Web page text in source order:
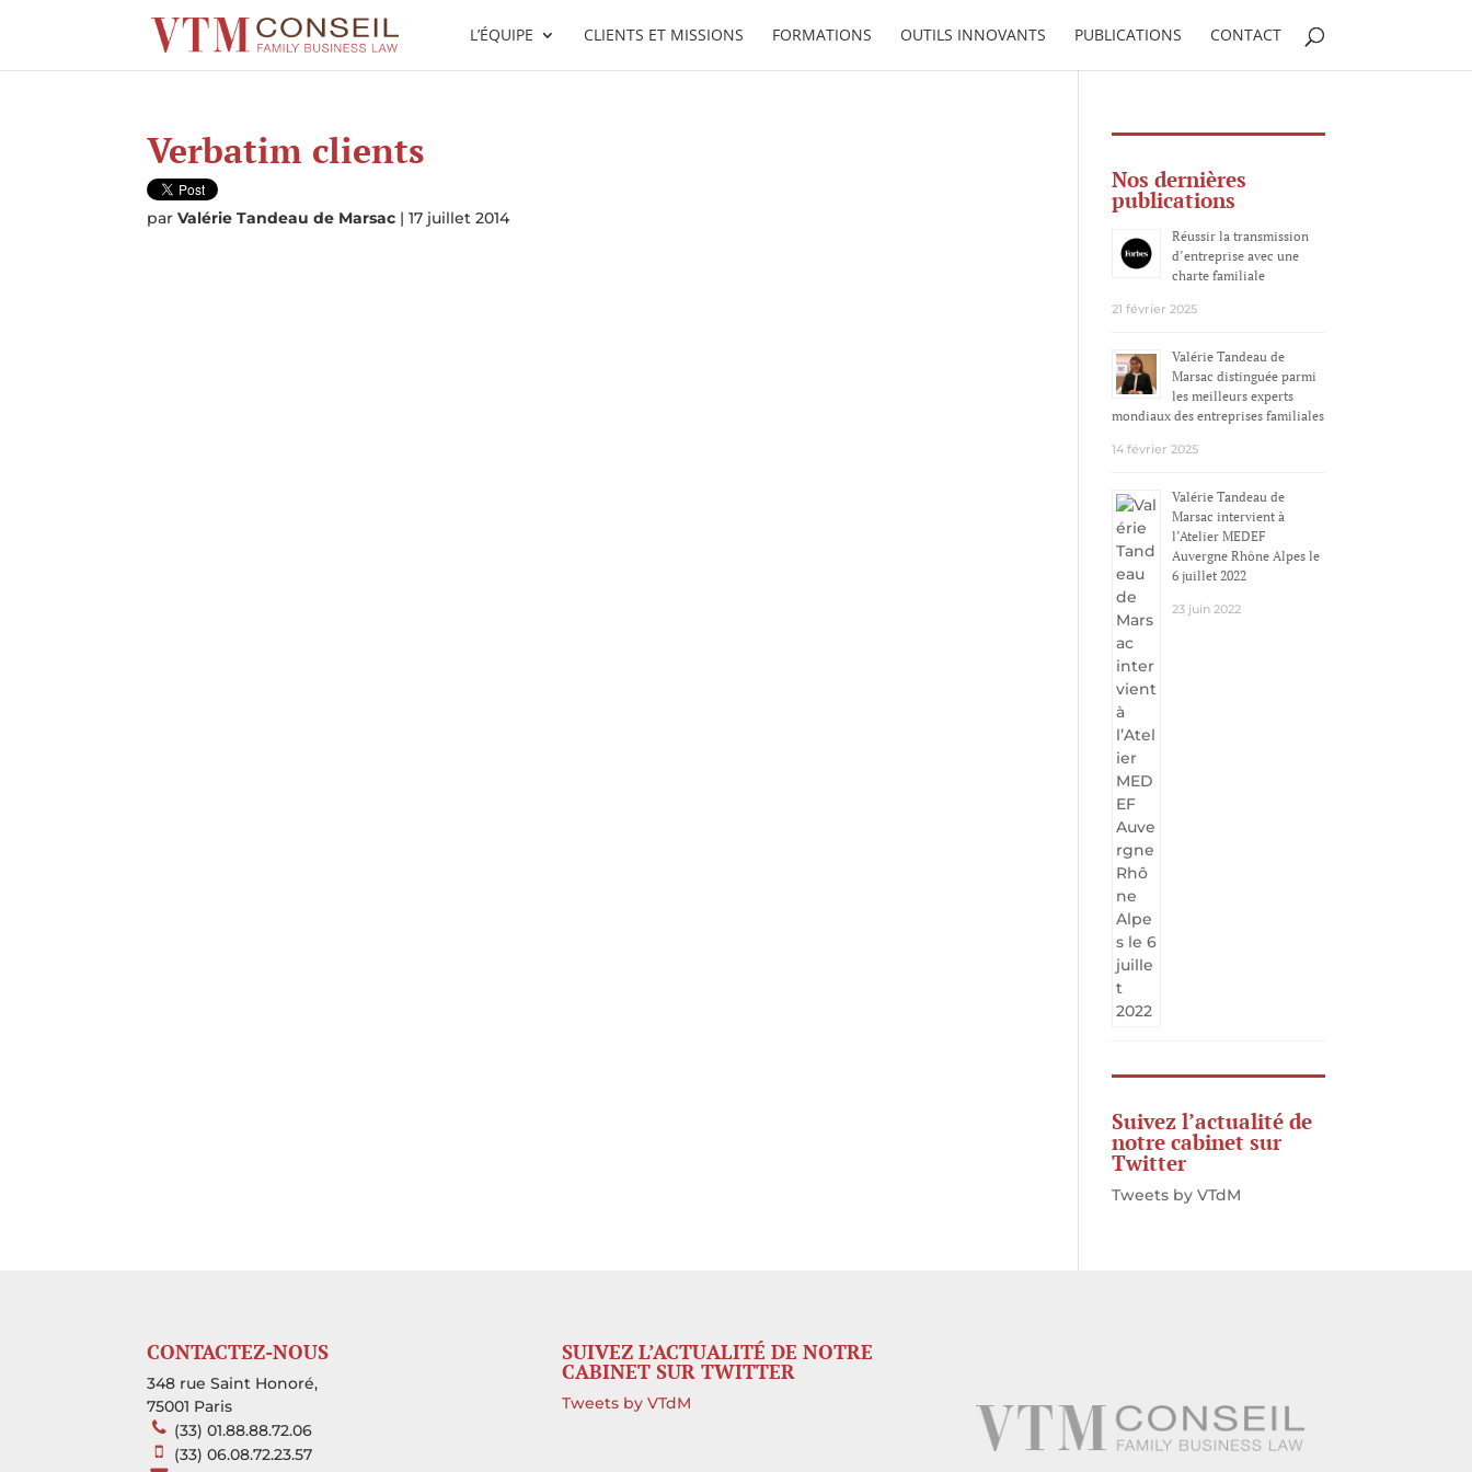
L’ÉQUIPE CLIENTS ET MISSIONS FORMATIONS OUTILS INNOVANTS PUBLICATIONS CONTACT
Verbatim clients
parValérie Tandeau de Marsac |17 juillet 2014
Nos dernières
publications
Réussir la transmission
d’entreprise avec une
charte familiale
21 février 2025
Valérie Tandeau de
Marsac distinguée parmi
les meilleurs experts
mondiaux des entreprises familiales
14 février 2025
Valérie Tandeau de
Marsac intervient à
l’Atelier MEDEF
Auvergne Rhône Alpes le
6 juillet 2022
23 juin 2022
Suivez l’actualité de
notre cabinet sur
Twitter
Tweets by VTdM
CONTACTEZ-NOUS
348 rue Saint Honoré,
75001 Paris
(33) 01.88.88.72.06
(33) 06.08.72.23.57
SUIVEZ L’ACTUALITÉ DE NOTRE
CABINET SUR TWITTER
Tweets by VTdM